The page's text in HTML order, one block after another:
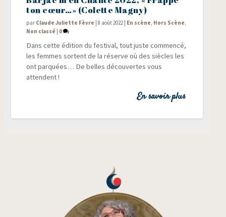
ton cœur…» (Colette Magny)
par Claude Juliette Fèvre |8 août 2022 | En scène Hors Scène
Non classé | 0
Dans cette édi­tion du fes­ti­val, tout juste com­men­cé,
les femmes sortent de la réserve où des siècles les
ont par­quées… De belles décou­vertes vous
attendent !
En savoir plus